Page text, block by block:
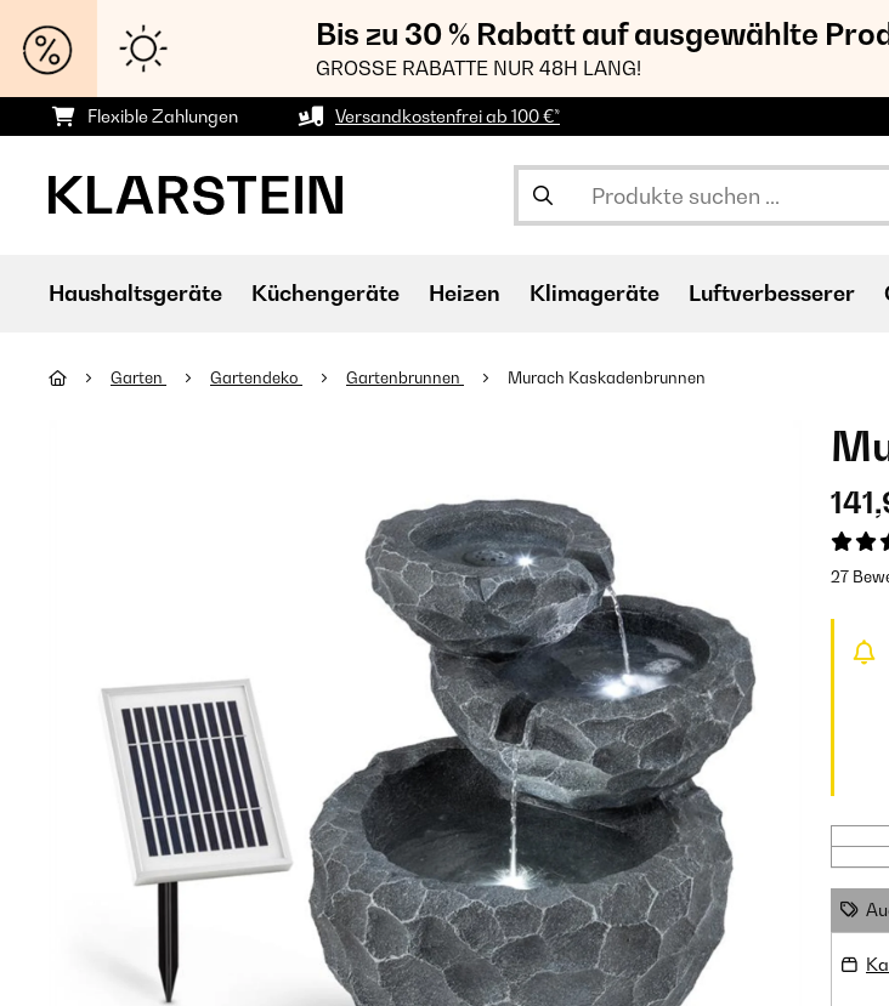
Bis zu 30 % Rabatt auf ausgewählte
GROSSE RABATTE NUR 48H LANG!
Flexible Zahlungen Versandkostenfrei ab 100 €*
Haushaltsgeräte Küchengeräte Heizen Klimageräte Luftverbesserer
Garten Gartendeko Gartenbrunnen Murach Kaskadenbrunnen
27